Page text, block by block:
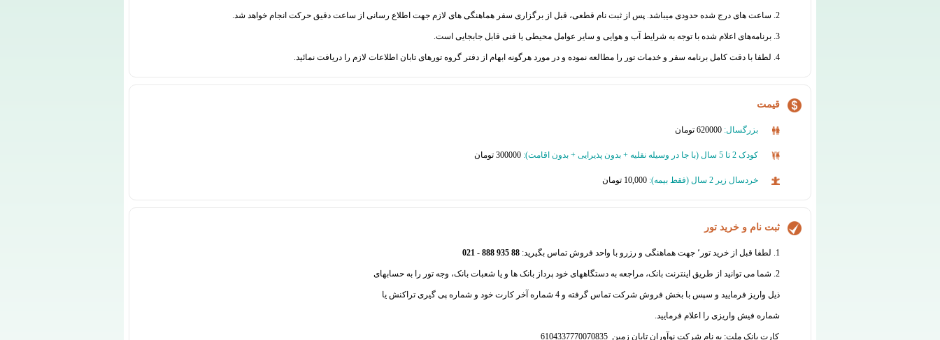
2. ساعت های درج شده حدودی میباشد. پس از ثبت نام قطعی، قبل از برگزاری سفر هماهنگی های لازم جهت اطلاع رسانی از ساعت دقیق حرکت انجام خواهد شد.
3. برنامه‌های اعلام شده با توجه به شرایط آب و هوایی و سایر عوامل محیطی یا فنی قابل جابجایی است.
4. لطفا با دقت کامل برنامه سفر و خدمات تور را مطالعه نموده و در مورد هرگونه ابهام از دفتر گروه تورهای تابان اطلاعات لازم را دریافت نمائید.
قیمت
بزرگسال:
کودک 2 تا 5 سال ( با جا در وسیله نقلیه + بدون پذیرایی + بدون اقامت):
خردسال زیر 2 سال (فقط بیمه):
ثبت نام و خرید تور
1. لطفا قبل از خرید تور٬ جهت هماهنگی و رزرو با واحد فروش تماس بگیرید: 88 935 888 - 021
2. شما می توانید از طریق اینترنت بانک، مراجعه به دستگاههای خود پرداز بانک ها و یا شعبات بانک، وجه تور را به حسابهای
ذیل واریز فرمایید و سپس با بخش فروش شرکت تماس گرفته و 4 شماره آخر کارت خود و شماره پی گیری تراکنش یا
شماره فیش واریزی را اعلام فرمایید.
کارت بانک ملت: به نام شرکت نوآوران تابان زمین 6104337770070835